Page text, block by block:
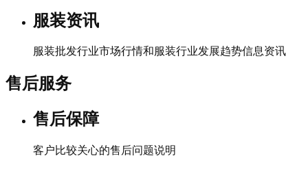
服装资讯
服装批发行业市场行情和服装行业发展趋势信息资讯
售后服务
售后保障
客户比较关心的售后问题说明